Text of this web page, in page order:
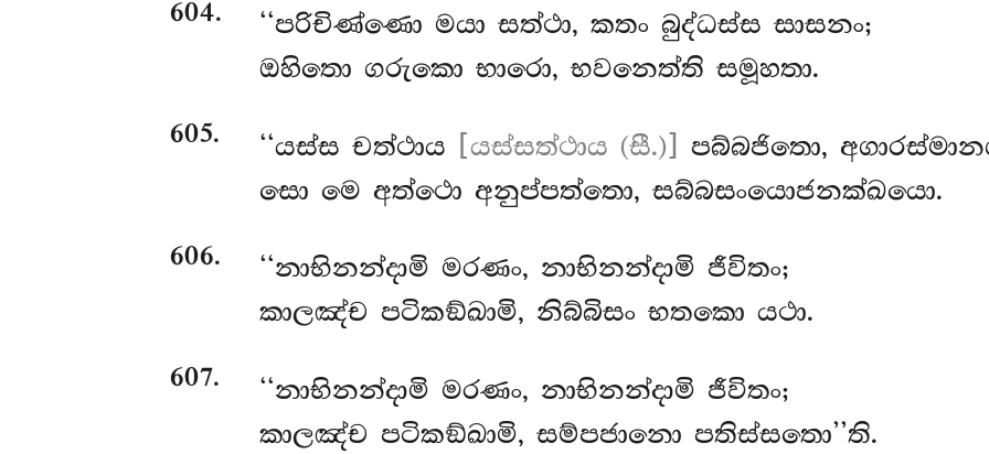
604.
‘‘පරිචිණ්ණො මයා සත්ථා, කතං බුද්ධස්ස සාසනං;
ඔහිතො ගරුකො භාරො, භවනෙත්ති සමූහතා.
605. ‘‘යස්ස චත්ථාය [යස්සත්ථාය (සී.)]
පබ්බජිතො,
සො මෙ අත්ථො අනුප්පත්තො, සබ්බසංයොජනක්ඛයො.
606. ‘‘නාභිනන්දාමි මරණං, නාභිනන්දාමි ජීවිතං;
කාලඤ්ච පටිකඞ්ඛාමි, නිබ්බිසං භතකො යථා.
607. ‘‘නාභිනන්දාමි මරණං, නාභිනන්දාමි ජීවිතං;
කාලඤ්ච පටිකඞ්ඛාමි, සම්පජානො පතිස්සතො’’ති.